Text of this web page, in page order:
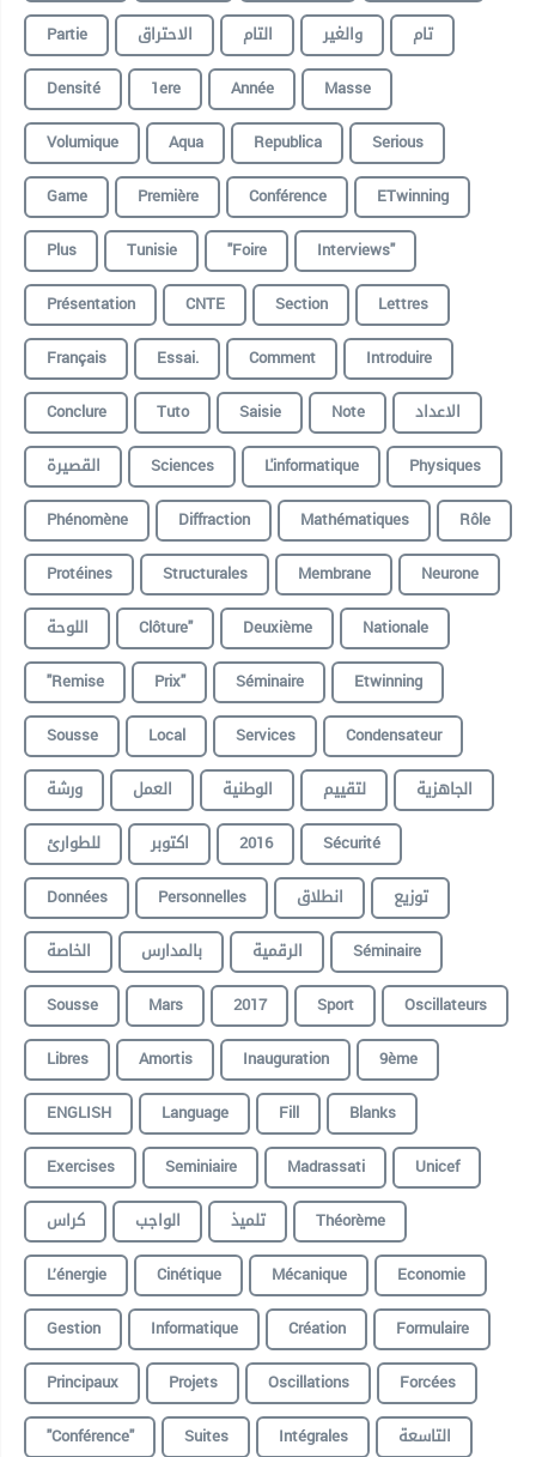
Partie الاحتراق التام والغير
تام
Densité
1ere Année
Masse
Volumique
Aqua Republica
Serious
Game
Première Conférence
ETwinning
Plus
Tunisie "foire
Interviews"
Présentation
CNTE Section
Lettres
Français
Essai. Comment
Introduire
Conclure
Tuto Saisie Note
الاعداد
القصيرة
Sciences L'informatique
Physiques
Phénomène
Diffraction Mathématiques
Rôle
Protéines
Structurales Membrane
Neurone
اللوحة
Clôture" Deuxième
Nationale
"remise
Prix" Séminaire
Etwinning
Sousse
Local Services
Condensateur
ورشة
العمل الوطنية لتقييم
الجاهزية
للطوارئ
اكتوبر 2016
Sécurité
Données
Personnelles انطلاق
توزيع
الخاصة
بالمدارس الرقمية
Séminaire
Sousse
Mars 2017 Sport
Oscillateurs
Libres
Amortis Inauguration
9ème
ENGLISH
Language Fill
Blanks
Exercises
Seminiaire Madrassati
Unicef
كراس
الواجب تلميذ
Théorème
L’énergie
Cinétique Mécanique
Economie
Gestion
Informatique Création
Formulaire
Principaux
Projets Oscillations
Forcées
"conférence"
Suites Intégrales
التاسعة